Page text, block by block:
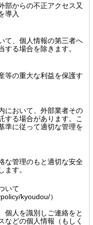
からの不正アクセス又
導入
て、個人情報の第三者へ
る場合を除きます。
等の重大な利益を保護す
において、外部業者その
する場合があります。こ
準に従って適切な管理を
な管理のもと適切な安全
ます。
いて
kyoudou/）
人を識別しご連絡をと
などの個人情報（もしく